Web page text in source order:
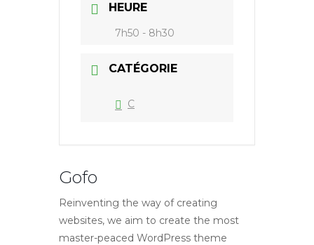
HEURE
7h50 - 8h30
CATÉGORIE
C
Gofo
Reinventing the way of creating
websites, we aim to create the most
master-peaced WordPress theme